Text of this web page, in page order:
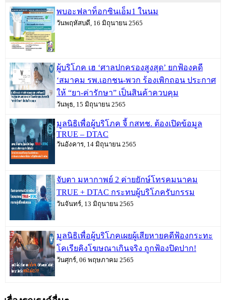
พบอะฟลาท็อกซินเอ็ม1 ในนม
วันพฤหัสบดี, 16 มิถุนายน 2565
ผู้บริโภค เฮ ‘ศาลปกครองสูงสุด’ ยกฟ้องคดี
‘สมาคม รพ.เอกชน-พวก ร้องเพิกถอน ประกาศ
ให้ “ยา-ค่ารักษา” เป็นสินค้าควบคุม
วันพุธ, 15 มิถุนายน 2565
มูลนิธิเพื่อผู้บริโภค จี้ กสทช. ต้องเปิดข้อมูล
TRUE – DTAC
วันอังคาร, 14 มิถุนายน 2565
จับตา มหากาพย์ 2 ค่ายยักษ์โทรคมนาคม
TRUE + DTAC กระทบผู้บริโภครับกรรม
วันจันทร์, 13 มิถุนายน 2565
มูลนิธิเพื่อผู้บริโภคเผยผู้เสียหายคดีฟ้องกระทะ
โคเรียคิงโฆษณาเกินจริง ถูกฟ้องปิดปาก!
วันศุกร์, 06 พฤษภาคม 2565